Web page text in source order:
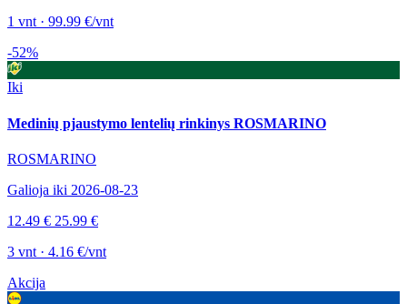
1 vnt · 99.99 €/vnt
-52%
Iki
Medinių pjaustymo lentelių rinkinys ROSMARINO
ROSMARINO
Galioja iki 2026-08-23
12.49 € 25.99 €
3 vnt · 4.16 €/vnt
Akcija